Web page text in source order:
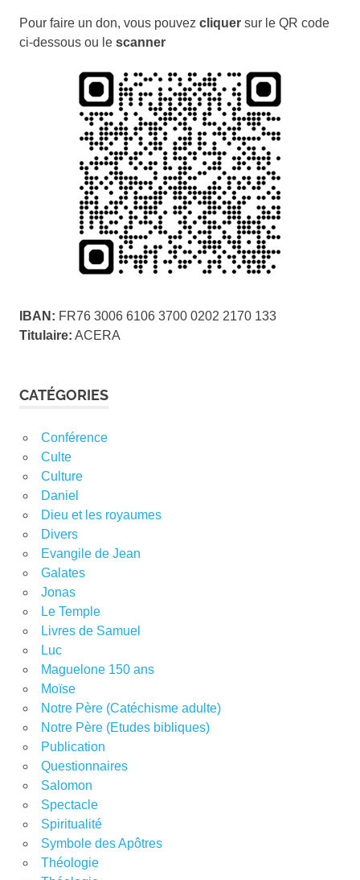
Pour faire un don, vous pouvez cliquer sur le QR code
ci-dessous ou le scanner
IBAN: FR76 3006 6106 3700 0202 2170 133
Titulaire: ACERA
CATÉGORIES
Conférence
Culte
Culture
Daniel
Dieu et les royaumes
Divers
Evangile de Jean
Galates
Jonas
Le Temple
Livres de Samuel
Luc
Maguelone 150 ans
Moïse
Notre Père (Catéchisme adulte)
Notre Père (Etudes bibliques)
Publication
Questionnaires
Salomon
Spectacle
Spiritualité
Symbole des Apôtres
Théologie